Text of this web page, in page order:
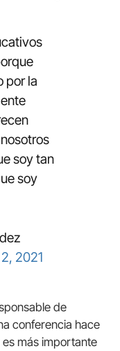
por la
soy tan
soy
2021
de
conferencia hace
más importante